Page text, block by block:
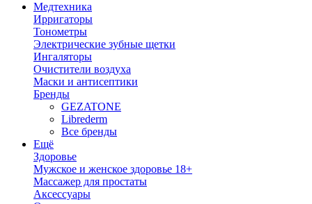
Медтехника
Ирригаторы
Тонометры
Электрические зубные щетки
Ингаляторы
Очистители воздуха
Маски и антисептики
Бренды
GEZATONE
Librederm
Все бренды
Ещё
Здоровье
Мужское и женское здоровье 18+
Массажер для простаты
Аксессуары